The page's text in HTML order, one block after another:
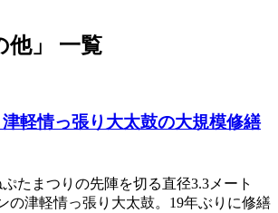
他」 一覧
軽情っ張り大太鼓の大規模修繕
たまつりの先陣を切る直径3.3メート
の津軽情っ張り大太鼓。19年ぶりに修繕